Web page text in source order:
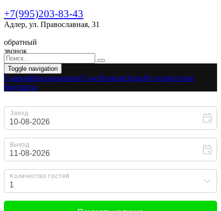
+7(995)203-83-43
Адлер, ул. Православная, 31
обратный
звонок
Toggle navigation
ГлавнаяБронированиеO насНомераЦеныНа территории
Контакты